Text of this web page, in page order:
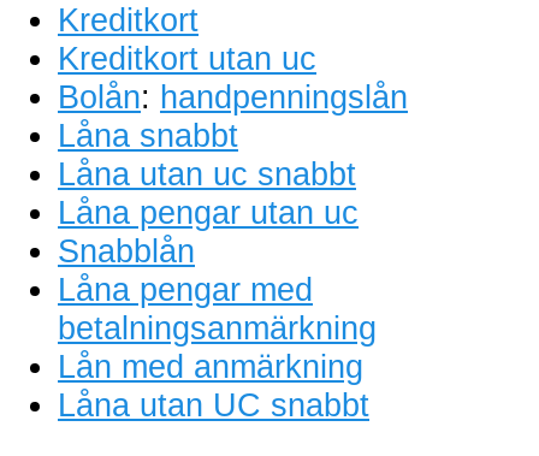
Kreditkort
Kreditkort utan uc
Bolån: handpenningslån
Låna snabbt
Låna utan uc snabbt
Låna pengar utan uc
Snabblån
Låna pengar med
betalningsanmärkning
Lån med anmärkning
Låna utan UC snabbt